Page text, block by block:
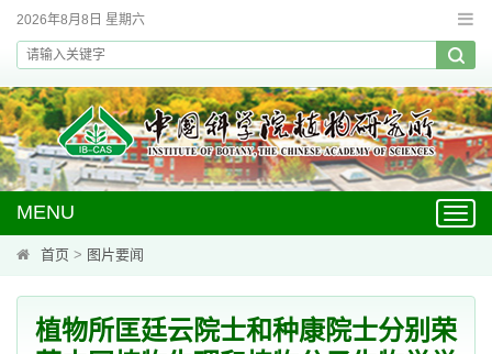
2026年8月8日 星期六
MENU
首页 > 图片要闻
植物所匡廷云院士和种康院士分别荣